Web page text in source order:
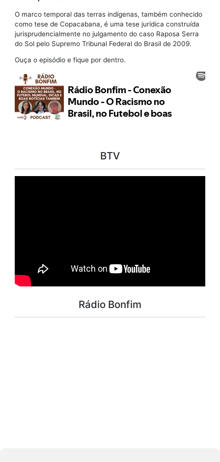
O marco temporal das terras indígenas, também conhecido
como tese de Copacabana, é uma tese jurídica construída
jurisprudencialmente no julgamento do caso Raposa Serra
do Sol pelo Supremo Tribunal Federal do Brasil de 2009.
Ouça o episódio e fique por dentro.
BTV
Rádio Bonfim